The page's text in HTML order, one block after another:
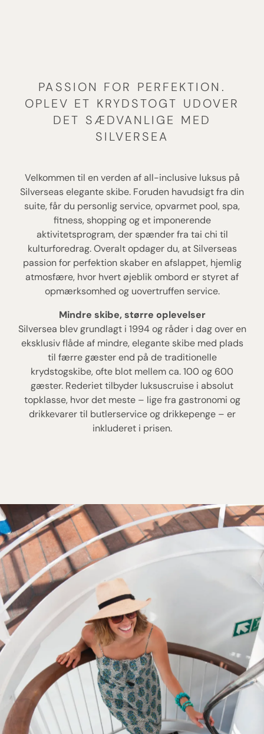
PASSION FOR PERFEKTION.
OPLEV ET KRYDSTOGT UDOVER
DET SÆDVANLIGE MED
SILVERSEA
Velkommen til en verden af all-inclusive luksus på
Silverseas elegante skibe. Foruden havudsigt fra din
suite, får du personlig service, opvarmet pool, spa,
fitness, shopping og et imponerende
aktivitetsprogram, der spænder fra tai chi til
kulturforedrag. Overalt opdager du, at Silverseas
passion for perfektion skaber en afslappet, hjemlig
atmosfære, hvor hvert øjeblik ombord er styret af
opmærksomhed og uovertruffen service.
Mindre skibe, større oplevelser
Silversea blev grundlagt i 1994 og råder i dag over en
eksklusiv flåde af mindre, elegante skibe med plads
til færre gæster end på de traditionelle
krydstogskibe, ofte blot mellem ca. 100 og 600
gæster. Rederiet tilbyder luksuscruise i absolut
topklasse, hvor det meste – lige fra gastronomi og
drikkevarer til butlerservice og drikkepenge – er
inkluderet i prisen.